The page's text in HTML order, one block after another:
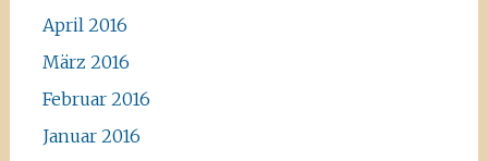
April 2016
März 2016
Februar 2016
Januar 2016